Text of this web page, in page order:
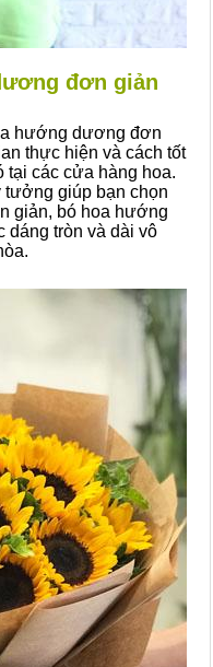
đơn giản
hướng dương đơn
thực hiện và cách tốt
tại các cửa hàng hoa.
tưởng giúp bạn chọn
giản, bó hoa hướng
dáng tròn và dài vô